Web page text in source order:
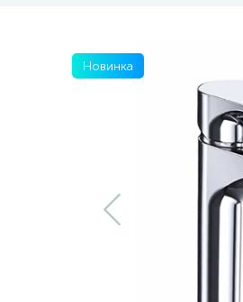
Новинка